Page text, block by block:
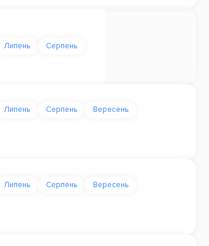
Липень Серпень
Липень Серпень Вересень
Липень Серпень Вересень